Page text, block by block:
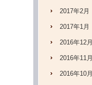
2017年2月
2017年1月
2016年12月
2016年11月
2016年10月